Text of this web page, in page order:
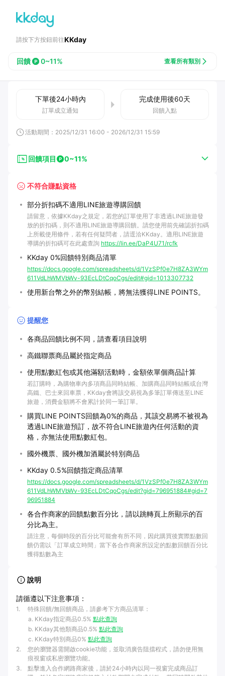
請按下方按鈕前往KKday
回饋 0~11% 查看所有類別
下單後24小時內
訂單成立通知
完成使用後60天
回饋入點
活動期間： 2025/12/31 16:00 - 2026/12/31 15:59
回饋項目 0~11%
不符合賺點資格
部分折扣碼不適用LINE旅遊導購回饋
請留意，依據KKday之規定，若您的訂單使用了非透過LINE旅遊發
放的折扣碼，則不適用LINE旅遊導購回饋。請您使用前先確認折扣碼
上所載使用條件，若有任何疑問者，請逕洽KKday。適用LINE旅遊
導購的折扣碼可在此處查詢 https://lin.ee/DaP4U71/rcfk
KKday 0%回饋特別商品清單
https://docs.google.com/spreadsheets/d/1VzSPf0e7H8ZA3WYm
611VdLhWMVbWv-93EcLDtCqoCgs/edit#gid=1013307732
使用新台幣之外的幣別結帳，將無法獲得LINE POINTS。
提醒您
各商品回饋比例不同，請查看項目說明
高鐵聯票商品屬於指定商品
使用點數紅包或其他滿額活動時，金額依單個商品計算
若訂購時，為購物車內多項商品同時結帳、加購商品同時結帳或台灣
高鐵、巴士來回車票，KKday會將該交易視為多筆訂單傳送至LINE
旅遊，消費金額將不會累計於同一筆訂單。
購買LINE POINTS回饋為0%的商品，其該交易將不被視為
透過LINE旅遊預訂，故不符合LINE旅遊內任何活動的資
格，亦無法使用點數紅包。
國外機票、國外機加酒屬於特別商品
KKday 0.5%回饋指定商品清單
https://docs.google.com/spreadsheets/d/1VzSPf0e7H8ZA3WYm
611VdLhWMVbWv-93EcLDtCqoCgs/edit?gid=796951884#gid=7
96951884
各合作商家的回饋點數百分比，請以跳轉頁上所顯示的百
分比為主。
請注意，每個時段的百分比可能會有所不同，因此購買後實際點數回
饋仍需以「訂單成立時間」當下各合作商家所設定的點數回饋百分比
獲得點數為主
說明
請循遵以下注意事項：
1.
特殊回饋/無回饋商品，請參考下方商品清單：
KKday指定商品0.5% 點此查詢
KKday其他類商品0.5% 點此查詢
KKday特別商品0% 點此查詢
2.
您的瀏覽器需開啟cookie功能，並取消廣告阻擋程式，請勿使用無
痕視窗或私密瀏覽功能。
3.
點擊進入合作網路商家後，請於24小時內以同一視窗完成商品訂